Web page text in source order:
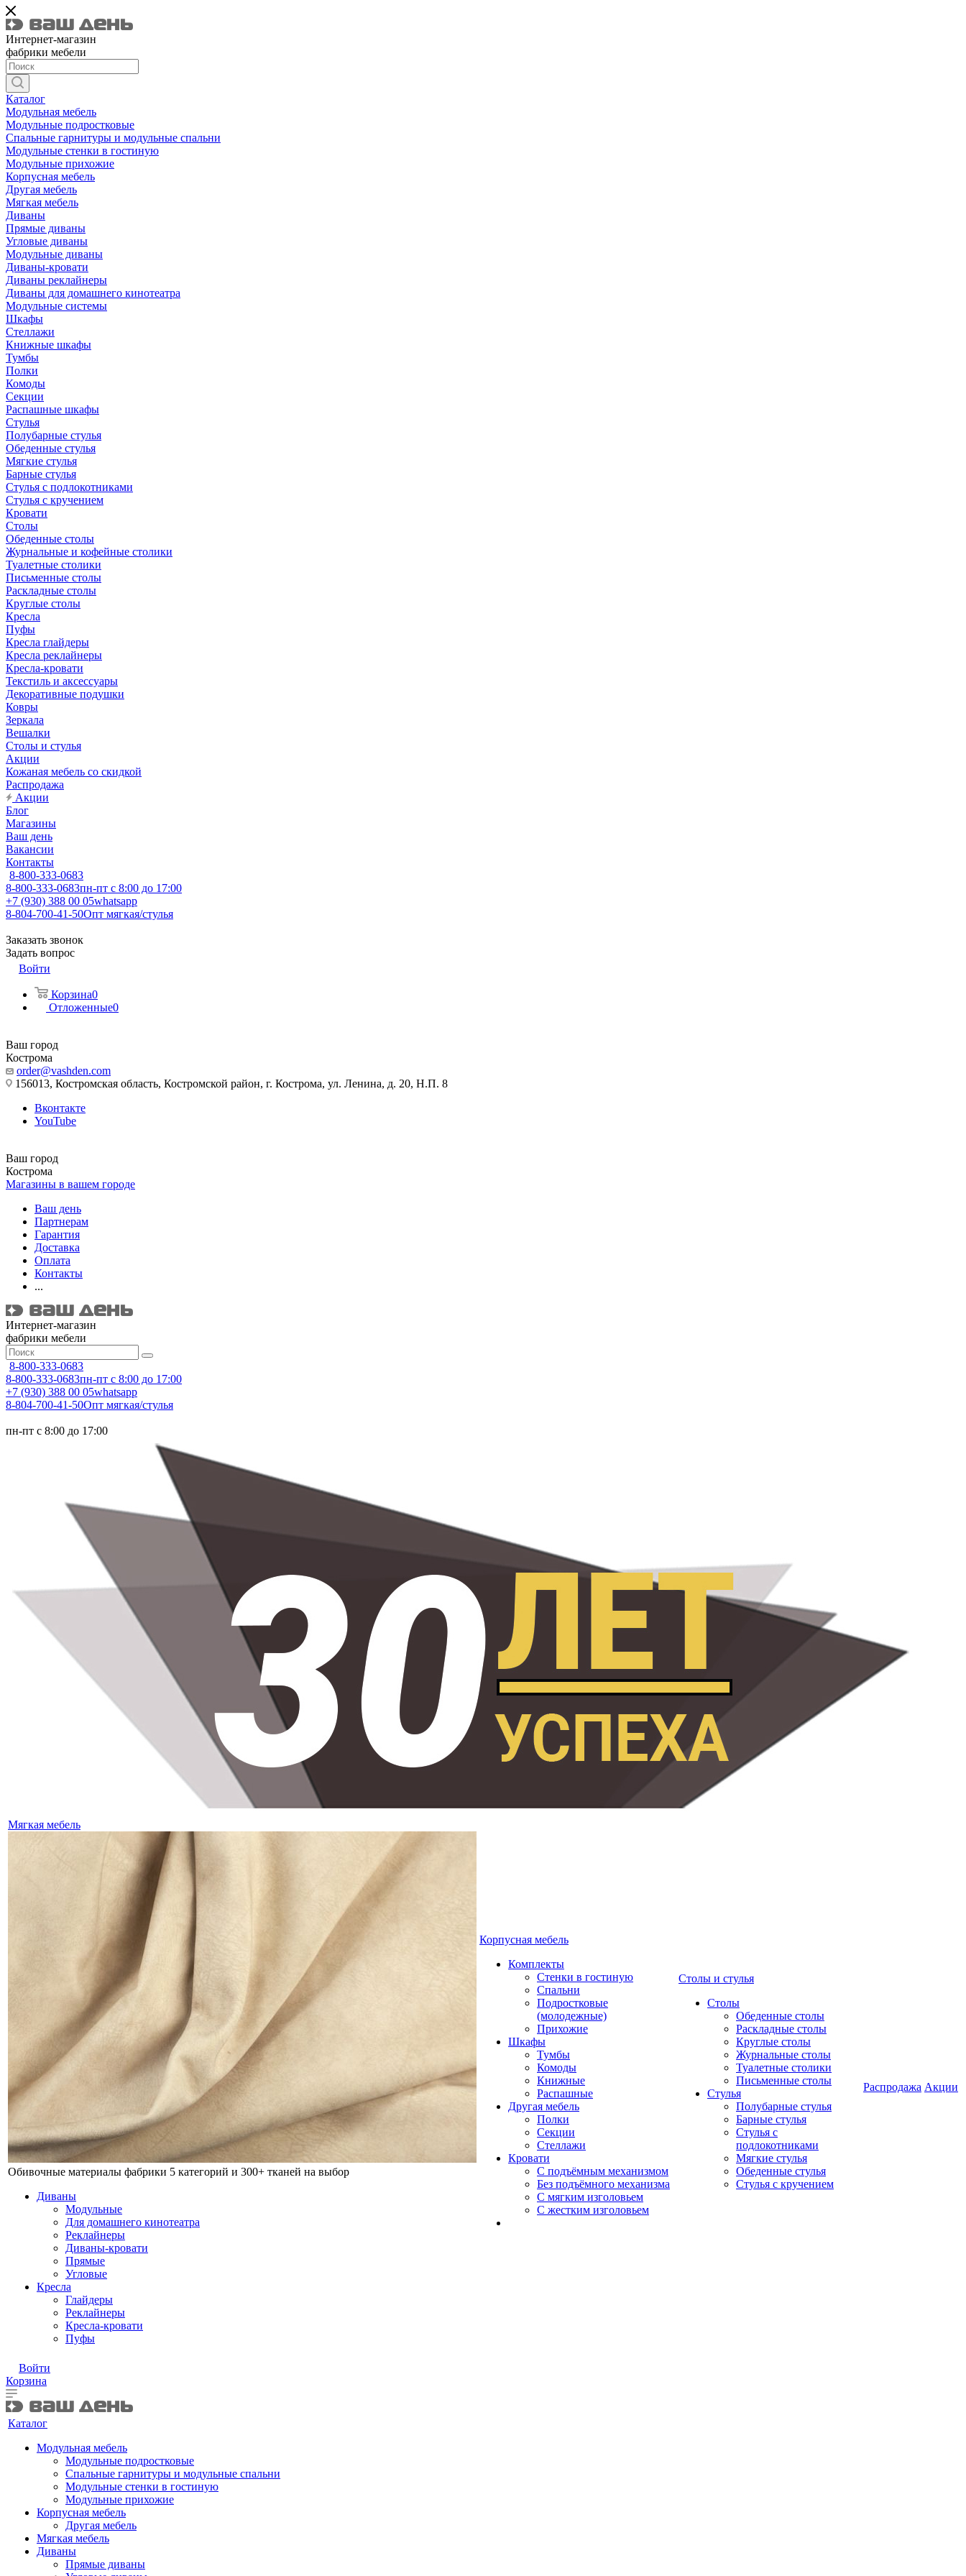
Интернет-магазин
фабрики мебели
Каталог
Модульная мебель
Модульные подростковые
Спальные гарнитуры и модульные спальни
Модульные стенки в гостиную
Модульные прихожие
Корпусная мебель
Другая мебель
Мягкая мебель
Диваны
Прямые диваны
Угловые диваны
Модульные диваны
Диваны-кровати
Диваны реклайнеры
Диваны для домашнего кинотеатра
Модульные системы
Шкафы
Стеллажи
Книжные шкафы
Тумбы
Полки
Комоды
Секции
Распашные шкафы
Стулья
Полубарные стулья
Обеденные стулья
Мягкие стулья
Барные стулья
Стулья с подлокотниками
Стулья с кручением
Кровати
Столы
Обеденные столы
Журнальные и кофейные столики
Туалетные столики
Письменные столы
Раскладные столы
Круглые столы
Кресла
Пуфы
Кресла глайдеры
Кресла реклайнеры
Кресла-кровати
Текстиль и аксессуары
Декоративные подушки
Ковры
Зеркала
Вешалки
Столы и стулья
Акции
Кожаная мебель со скидкой
Распродажа
Акции
Блог
Магазины
Ваш день
Вакансии
Контакты
8-800-333-0683
8-800-333-0683пн-пт с 8:00 до 17:00
+7 (930) 388 00 05whatsapp
8-804-700-41-50Опт мягкая/стулья
Заказать звонок
Задать вопрос
Войти
Корзина0
Отложенные0
Ваш город
Кострома
order@vashden.com
156013, Костромская область, Костромской район, г. Кострома, ул. Ленина, д. 20, Н.П. 8
Вконтакте
YouTube
Ваш город
Кострома
Магазины в вашем городе
Ваш день
Партнерам
Гарантия
Доставка
Оплата
Контакты
...
Интернет-магазин
фабрики мебели
8-800-333-0683
8-800-333-0683пн-пт с 8:00 до 17:00
+7 (930) 388 00 05whatsapp
8-804-700-41-50Опт мягкая/стулья
пн-пт с 8:00 до 17:00
Мягкая мебель
Обивочные материалы фабрики 5 категорий и 300+ тканей на выбор
Диваны
Модульные
Для домашнего кинотеатра
Реклайнеры
Диваны-кровати
Прямые
Угловые
Кресла
Глайдеры
Реклайнеры
Кресла-кровати
Пуфы
Корпусная мебель
Комплекты
Стенки в гостиную
Спальни
Подростковые
(молодежные)
Прихожие
Шкафы
Тумбы
Комоды
Книжные
Распашные
Другая мебель
Полки
Секции
Стеллажи
Кровати
С подъёмным механизмом
Без подъёмного механизма
С мягким изголовьем
С жестким изголовьем
Столы и стулья
Столы
Обеденные столы
Раскладные столы
Круглые столы
Журнальные столы
Туалетные столики
Письменные столы
Стулья
Полубарные стулья
Барные стулья
Стулья с
подлокотниками
Мягкие стулья
Обеденные стулья
Стулья с кручением
Распродажа Акции
Войти
Корзина
Каталог
Модульная мебель
Модульные подростковые
Спальные гарнитуры и модульные спальни
Модульные стенки в гостиную
Модульные прихожие
Корпусная мебель
Другая мебель
Мягкая мебель
Диваны
Прямые диваны